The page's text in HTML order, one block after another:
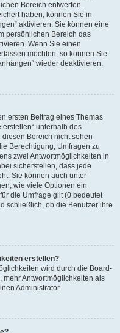
Bereich entwerfen.
haben, können Sie in
aktivieren. Sie können eine
persönlichen Bereich das
Wenn Sie einen
möchten, so können Sie
wieder deaktivieren.
ersten Beitrag eines Themas
erstellen“ unterhalb des
Bereich nicht sehen
Berechtigung, Umfragen zu
zwei Antwortmöglichkeiten in
sicherstellen, dass jede
Sie können auch unter
wie viele Optionen ein
die Umfrage gilt (0 bedeutet
schließlich, ob die Benutzer ihre
erstellen?
wird durch die Board-
Antwortmöglichkeiten als
Administrator.